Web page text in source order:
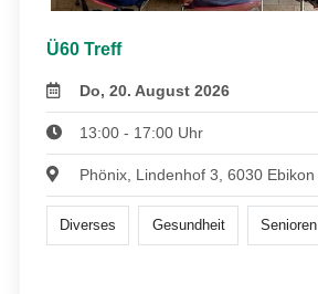
Ü60 Treff
Do, 20. August 2026
13:00 - 17:00 Uhr
Phönix, Lindenhof 3, 6030 Ebikon
Diverses Gesundheit Senioren